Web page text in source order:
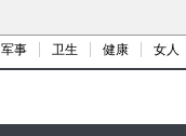
军事 卫生 健康 女人